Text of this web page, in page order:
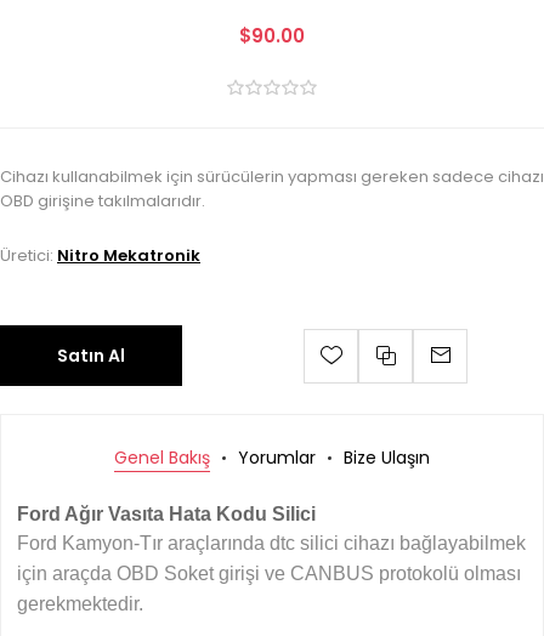
$90.00
Cihazı kullanabilmek için sürücülerin yapması gereken sadece cihazı
OBD girişine takılmalarıdır.
Üretici: Nitro Mekatronik
Satın Al
Genel Bakış Yorumlar Bize Ulaşın
Ford Ağır Vasıta Hata Kodu Silici
Ford Kamyon-Tır araçlarında dtc silici cihazı bağlayabilmek
için araçda OBD Soket girişi ve CANBUS protokolü olması
gerekmektedir.